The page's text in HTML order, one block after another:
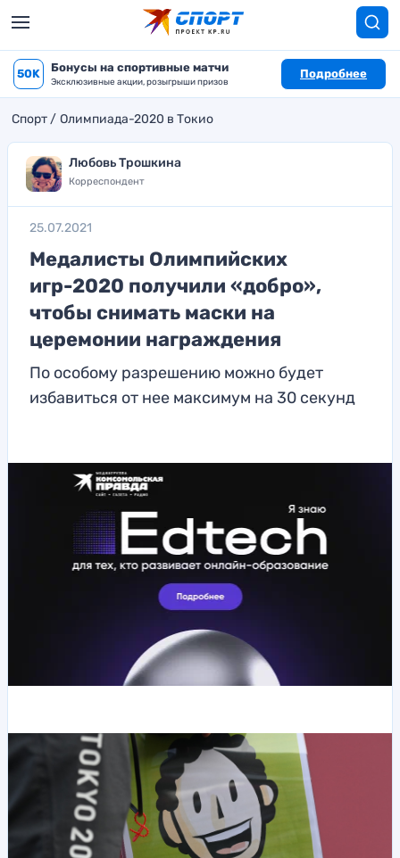
50K Бонусы на спортивные матчи
Эксклюзивные акции, розыгрыши призов
Подробнее
Спорт Олимпиада-2020 в Токио
Любовь Трошкина
Корреспондент
25.07.2021
Медалисты Олимпийских
игр-2020 получили «добро»,
чтобы снимать маски на
церемонии награждения
По особому разрешению можно будет
избавиться от нее максимум на 30 секунд